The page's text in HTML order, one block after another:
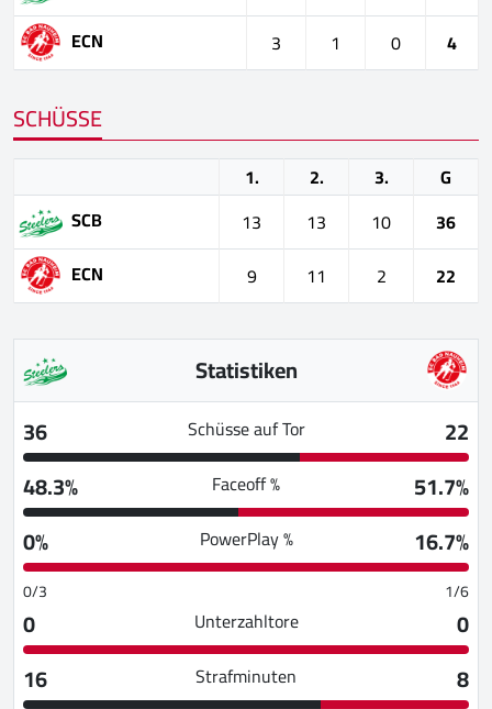
ECN
3 1 0 4
SCHÜSSE
1. 2. 3.
G
SCB
13 13 10
36
ECN
9 11 2 22
Statistiken
36
Schüsse auf Tor
22
48.3%
Faceoff %
51.7%
0%
PowerPlay % 16.7%
0/3 1/6
0 Unterzahltore
0
16
Strafminuten
8